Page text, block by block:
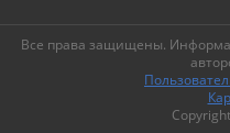
Все права защищены.